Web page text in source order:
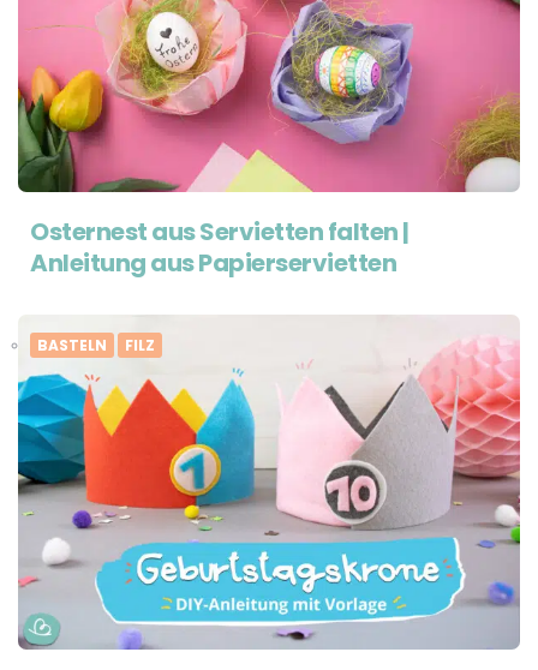
Osternest aus Servietten falten |
Anleitung aus Papierservietten
BASTELN FILZ